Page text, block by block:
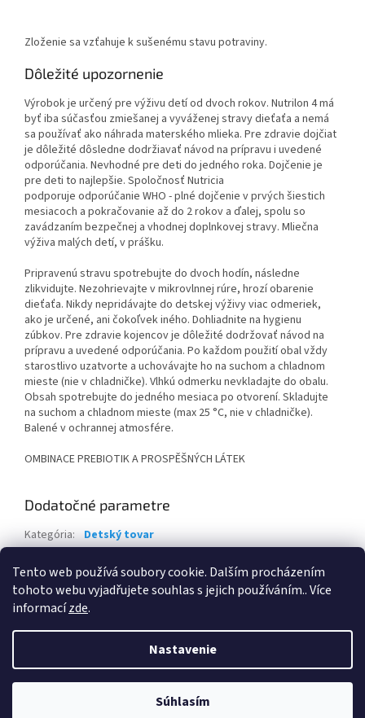
Tento web používá soubory cookie. Dalším procházením
tohoto webu vyjadřujete souhlas s jejich používáním.. Více
informacízde.
Nastavenie
Súhlasím
Zloženie sa vzťahuje k sušenému stavu potraviny.
Dôležité upozornenie
Výrobok je určený pre výživu detí od dvoch rokov. Nutrilon 4 má
byť iba súčasťou zmiešanej a vyváženej stravy dieťaťa a nemá
sa používať ako náhrada materského mlieka. Pre zdravie dojčiat
je dôležité dôsledne dodržiavať návod na prípravu i uvedené
odporúčania. Nevhodné pre deti do jedného roka. Dojčenie je
pre deti to najlepšie. Spoločnosť Nutricia
podporuje odporúčanie WHO - plné dojčenie v prvých šiestich
mesiacoch a pokračovanie až do 2 rokov a ďalej, spolu so
zavádzaním bezpečnej a vhodnej doplnkovej stravy. Mliečna
výživa malých detí, v prášku.
Pripravenú stravu spotrebujte do dvoch hodín, následne
zlikvidujte. Nezohrievajte v mikrovlnnej rúre, hrozí obarenie
dieťaťa. Nikdy nepridávajte do detskej výživy viac odmeriek,
ako je určené, ani čokoľvek iného. Dohliadnite na hygienu
zúbkov. Pre zdravie kojencov je dôležité dodržovať návod na
prípravu a uvedené odporúčania. Po každom použití obal vždy
starostlivo uzatvorte a uchovávajte ho na suchom a chladnom
mieste (nie v chladničke). Vlhkú odmerku nevkladajte do obalu.
Obsah spotrebujte do jedného mesiaca po otvorení. Skladujte
na suchom a chladnom mieste (max 25 °C, nie v chladničke).
Balené v ochrannej atmosfére.
OMBINACE PREBIOTIK A PROSPĚŠNÝCH LÁTEK
Dodatočné parametre
Kategória:
Detský tovar
EAN: 8590340111280
Vytvoril Shoptet
DROGERIA123.SK. Všetky práva vyhradené.